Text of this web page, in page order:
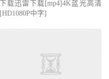
下载迅雷下载[mp4]4K蓝光高清
[HD1080P中字]